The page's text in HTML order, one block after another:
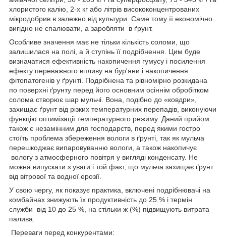
хлористого калію, 2-х кг або літрів висококонцентрованих
мікродобрив в залежно від культури. Саме тому її економічно
вигідно не спалювати, а заробляти в ґрунт.
Особливе значення має не тільки кількість соломи, що
залишилася на полі, а й ступінь її подрібнення. Цим буде
визначатися ефективність накопичення гумусу і посилення
ефекту переважного впливу на бур'яни і накопичення
фітопатогенів у ґрунті. Подрібнена та рівномірно розкидана
по поверхні ґрунту перед його основним осіннім обробітком
солома створює шар мульчі. Вона, подібно до «ковдри»,
захищає ґрунт від різких температурних перепадів, виконуючи
функцію оптимізації температурного режиму. Даний прийом
також є незамінним для господарств, перед якими гостро
стоїть проблема збереження вологи в ґрунті, так як мульча
перешкоджає випаровуванню вологи, а також накопичує
вологу з атмосферного повітря у вигляді конденсату. Не
можна випускати з уваги і той факт, що мульча захищає ґрунт
від вітрової та водної ерозії.
У свою чергу, як показує практика, включені подрібнювачі на
комбайнах знижують їх продуктивність до 25 % і термін
служби від 10 до 25 %, на стільки ж (%) підвищують витрата
палива.
Переваги перед конкурентами: